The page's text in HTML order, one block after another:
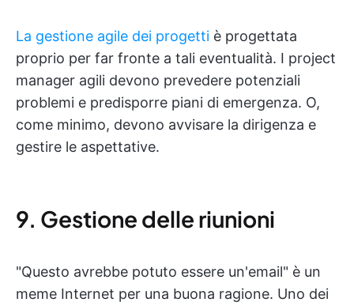
La gestione agile dei progetti è progettata
proprio per far fronte a tali eventualità. I project
manager agili devono prevedere potenziali
problemi e predisporre piani di emergenza. O,
come minimo, devono avvisare la dirigenza e
gestire le aspettative.
9. Gestione delle riunioni
"Questo avrebbe potuto essere un'email" è un
meme Internet per una buona ragione. Uno dei